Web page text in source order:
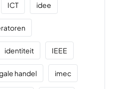
ICT idee
identiteit IEEE
handel imec